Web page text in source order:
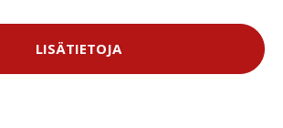
LISÄTIETOJA